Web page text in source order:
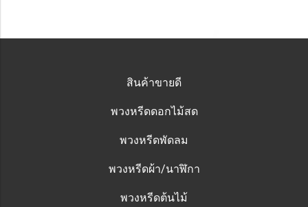
สินค้าขายดี
พวงหรีดดอกไม้สด
พวงหรีดพัดลม
พวงหรีดผ้า/นาฬิกา
พวงหรีดต้นไม้